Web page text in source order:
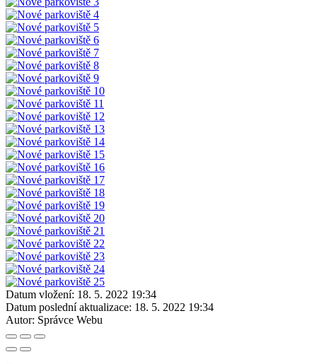
Datum vložení: 18. 5. 2022 19:34
Datum poslední aktualizace: 18. 5. 2022 19:34
Autor: Správce Webu